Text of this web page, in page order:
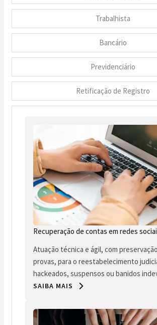
Trabalhista
Bancário
Previdenciário
Retificação de Registro
Recuperação de contas em redes
Atuação técnica e ágil, com
provas, para o reestabelecimento
hackeados, suspensos ou banidos
SAIBA MAIS